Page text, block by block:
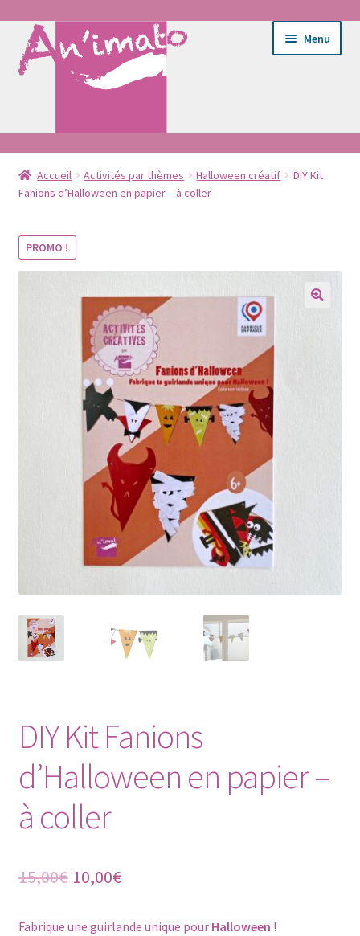
Aller
à
la
Aller
au
contenu
Menu
Ateliers
Ouvrir
le
E-shop
Entretien du tissu
Accueil Activités par thèmes Halloween créatif
DIY Kit
Fanions d’Halloween en papier – à coller
PROMO !
DIY Kit Fanions
d’Halloween en papier –
à coller
15,00€ Le
10,00€Le
Fabrique une guirlande unique pour Halloween !